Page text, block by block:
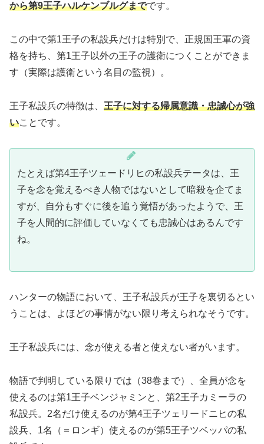
から第9王子ハルケンブルグまでです。
この中で第1王子の私設兵だけは特別で、正規国王軍の資
格を持ち、第1王子以外の王子の護衛につくことができま
す（実際は護衛という名目の監視）。
王子私設兵の特徴は、 王子に対する帰属意識・忠誠心が強
いことです。
たとえば第4王子ツェードリヒの私設兵テータは、王
子を念を覚えるべき人物ではないとして暗殺を企てま
すが、自分もすぐに後を追う覚悟があったようで、王
子を人間的に評価していなくても忠誠心はあるんです
ね。
ハンターの物語において、王子私設兵が王子を裏切るとい
うことは、よほどの事情がない限り考えられなそうです。
王子私設兵には、念が使える者と使えない者がいます。
物語で判明している限りでは（38巻まで）、全員が念を
使えるのは第1王子ベンジャミンと、第2王子カミーラの
私設兵。2名だけ使えるのが第4王子ツェリードニヒの私
設兵、1名（＝ロンギ）使えるのが第5王子ツベッパの私